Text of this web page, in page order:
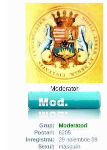
Moderator
Grup:
Moderatori
Postari:
6205
Inregistrat:
29 noiembrie 09
Sexul:
masculin